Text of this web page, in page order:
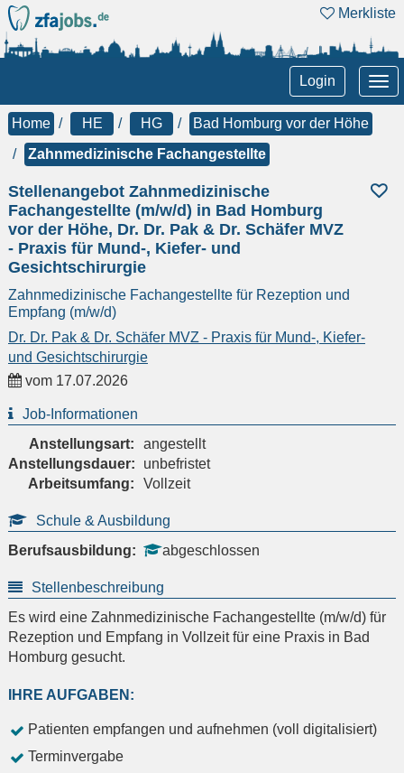
Merkliste
Login
Home HE HG
Bad Homburg vor der Höhe
Zahnmedizinische Fachangestellte
Stellenangebot Zahnmedizinische
Fachangestellte (m/w/d) in Bad Homburg
vor der Höhe, Dr. Dr. Pak & Dr. Schäfer MVZ
- Praxis für Mund-, Kiefer- und
Gesichtschirurgie
Zahnmedizinische Fachangestellte für Rezeption und
Empfang (m/w/d)
Dr. Dr. Pak & Dr. Schäfer MVZ - Praxis für Mund-, Kiefer-
und Gesichtschirurgie
vom 17.07.2026
Job-Informationen
Anstellungsart:
angestellt
Anstellungsdauer:
unbefristet
Arbeitsumfang:
Vollzeit
Schule & Ausbildung
Berufsausbildung:
abgeschlossen
Stellenbeschreibung
Es wird eine Zahnmedizinische Fachangestellte (m/w/d) für
Rezeption und Empfang in Vollzeit für eine Praxis in Bad
Homburg gesucht.
IHRE AUFGABEN:
Patienten empfangen und aufnehmen (voll digitalisiert)
Terminvergabe